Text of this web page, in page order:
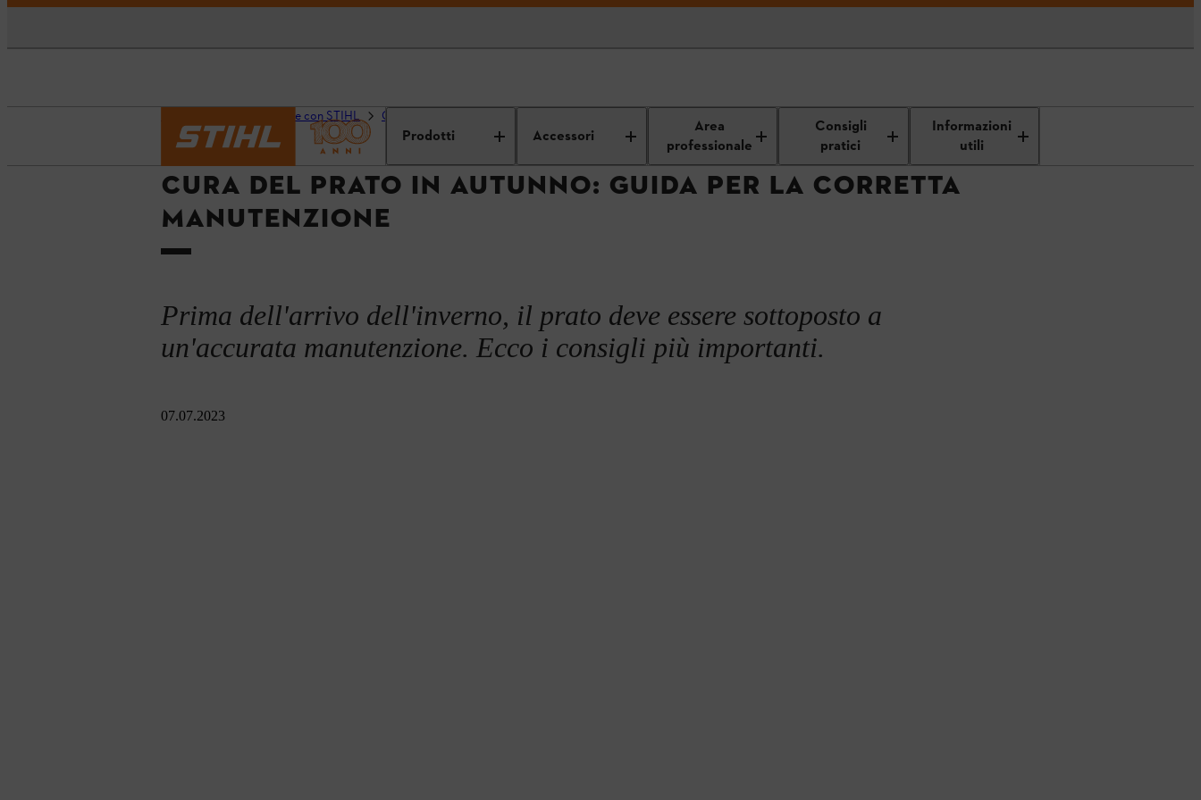
Prodotti Accessori
Area
professionale
Consigli
pratici
Informazioni
utili
Fai da te con STIHL Curare il giardino Cura del prato in autunno
CURA DEL PRATO IN AUTUNNO: GUIDA PER LA CORRETTA
MANUTENZIONE
Prima dell'arrivo dell'inverno, il prato deve essere sottoposto a
un'accurata manutenzione. Ecco i consigli più importanti.
07.07.2023